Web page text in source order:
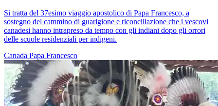
Si tratta del 37esimo viaggio apostolico di Papa Francesco, a
sostegno del cammino di guarigione e riconciliazione che i vescovi
canadesi hanno intrapreso da tempo con gli indiani dopo gli orrori
delle scuole residenziali per indigeni.
Canada Papa Francesco